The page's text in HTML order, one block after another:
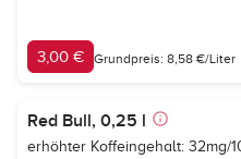
3,00 € Grundpreis: 8,58 €/Liter
Red Bull, 0,25 l
erhöhter Koffeingehalt: 32mg/